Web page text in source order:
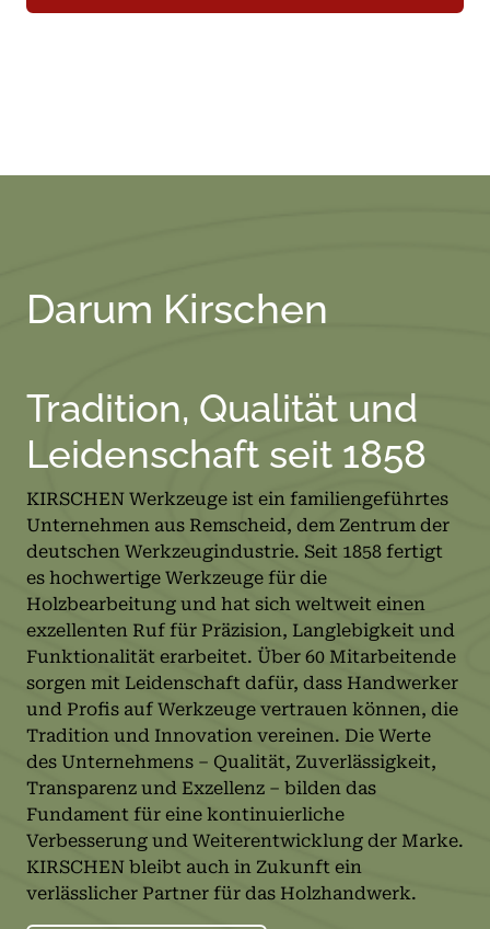
Darum Kirschen
Tradition, Qualität und
Leidenschaft seit 1858
KIRSCHEN Werkzeuge ist ein familiengeführtes
Unternehmen aus Remscheid, dem Zentrum der
deutschen Werkzeugindustrie. Seit 1858 fertigt
es hochwertige Werkzeuge für die
Holzbearbeitung und hat sich weltweit einen
exzellenten Ruf für Präzision, Langlebigkeit und
Funktionalität erarbeitet. Über 60 Mitarbeitende
sorgen mit Leidenschaft dafür, dass Handwerker
und Profis auf Werkzeuge vertrauen können, die
Tradition und Innovation vereinen. Die Werte
des Unternehmens – Qualität, Zuverlässigkeit,
Transparenz und Exzellenz – bilden das
Fundament für eine kontinuierliche
Verbesserung und Weiterentwicklung der Marke.
KIRSCHEN bleibt auch in Zukunft ein
verlässlicher Partner für das Holzhandwerk.